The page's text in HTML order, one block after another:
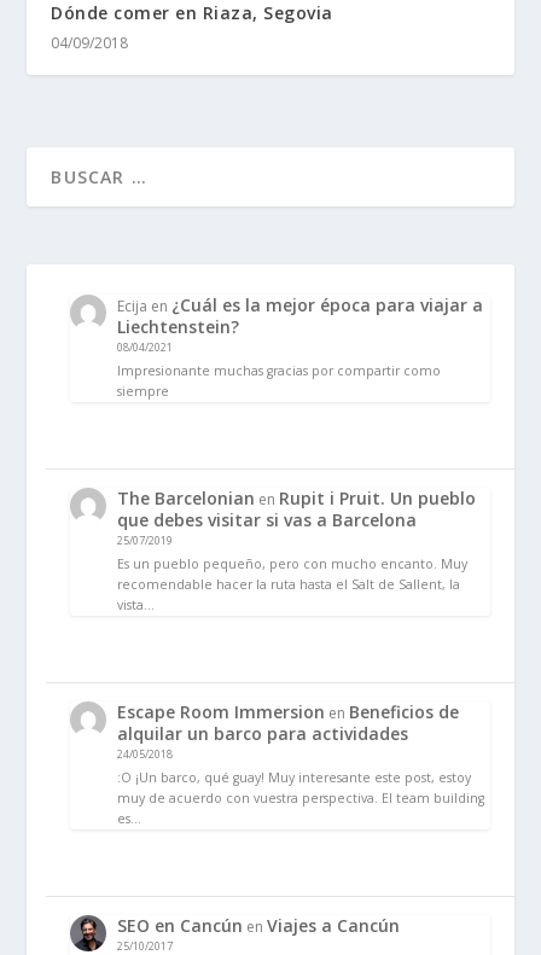
Dónde comer en Riaza, Segovia
04/09/2018
Ecija en ¿Cuál es la mejor época para viajar a
Liechtenstein?
08/04/2021
Impresionante muchas gracias por compartir como
siempre
The Barcelonian en Rupit i Pruit. Un pueblo
que debes visitar si vas a Barcelona
25/07/2019
Es un pueblo pequeño, pero con mucho encanto. Muy
recomendable hacer la ruta hasta el Salt de Sallent, la
vista…
Escape Room Immersion en Beneficios de
alquilar un barco para actividades
24/05/2018
:O ¡Un barco, qué guay! Muy interesante este post, estoy
muy de acuerdo con vuestra perspectiva. El team building
es…
SEO en Cancún enViajes a Cancún
25/10/2017